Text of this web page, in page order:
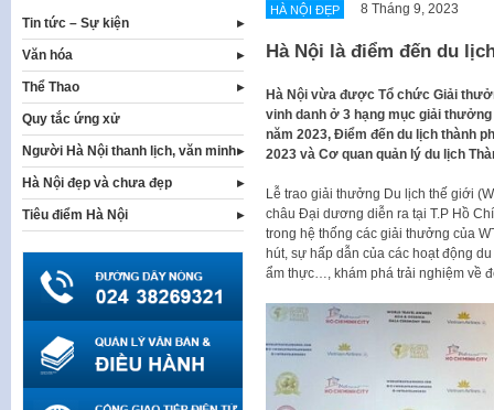
HÀ NỘI ĐẸP 8 Tháng 9, 2023
Hà Nội là điểm đến du
Hà Nội vừa được Tổ chức Giải
vinh danh ở 3 hạng mục giải
năm 2023, Điểm đến du lịch thành
2023 và Cơ quan quản lý du lịch
Lễ trao giải thưởng Du lịch thế giới
châu Đại dương diễn ra tại T.P Hồ
trong hệ thống các giải thưởng của
hút, sự hấp dẫn của các hoạt động
ẩm thực…, khám phá trải nghiệm về
Tin tức – Sự kiện
Văn hóa
Thể Thao
Quy tắc ứng xử
Người Hà Nội thanh lịch, văn minh
Hà Nội đẹp và chưa đẹp
Tiêu điểm Hà Nội